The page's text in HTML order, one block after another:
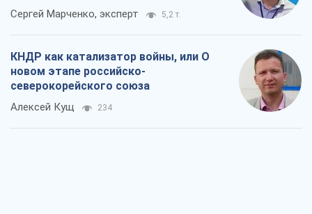
Сергей Марченко, эксперт 5,2 т.
КНДР как катализатор войны, или О
новом этапе российско-
северокорейского союза
Алексей Кущ 234